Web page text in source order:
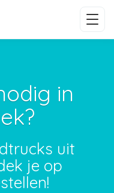
in
uit
je op